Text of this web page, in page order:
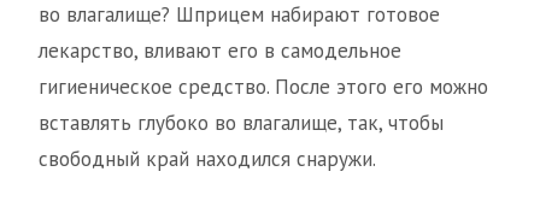
во влагалище? Шприцем набирают готовое
лекарство, вливают его в самодельное
гигиеническое средство. После этого его можно
вставлять глубоко во влагалище, так, чтобы
свободный край находился снаружи.